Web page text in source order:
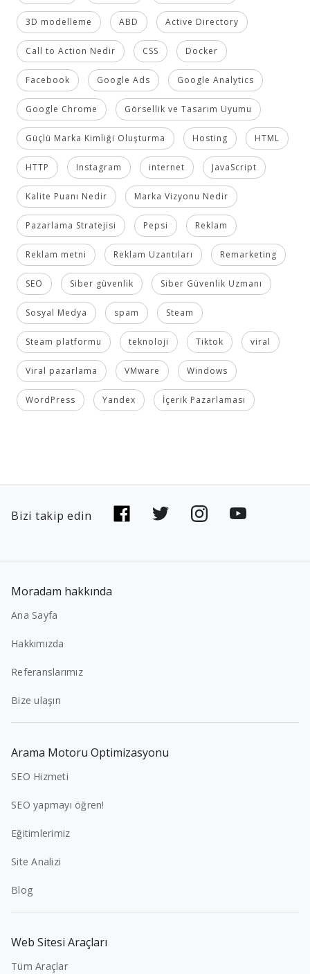
3D modelleme ABD Active Directory
Call to Action Nedir CSS Docker
Facebook Google Ads Google Analytics
Google Chrome Görsellik ve Tasarım Uyumu
Güçlü Marka Kimliği Oluşturma Hosting HTML
HTTP Instagram internet JavaScript
Kalite Puanı Nedir Marka Vizyonu Nedir
Pazarlama Stratejisi Pepsi Reklam
Reklam metni Reklam Uzantıları Remarketing
SEO Siber güvenlik Siber Güvenlik Uzmanı
Sosyal Medya spam Steam
Steam platformu teknoloji Tiktok viral
Viral pazarlama VMware Windows
WordPress Yandex İçerik Pazarlaması
Bizi takip edin
Moradam hakkında
Ana Sayfa
Hakkımızda
Referanslarımız
Bize ulaşın
Arama Motoru Optimizasyonu
SEO Hizmeti
SEO yapmayı öğren!
Eğitimlerimiz
Site Analizi
Blog
Web Sitesi Araçları
Tüm Araçlar